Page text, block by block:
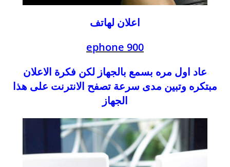
اعلان لهاتف
ephone 900
عاد اول مره بسمع بالجهاز لكن فكرة الاعلان
مبتكره وتبين مدى سرعة تصفح الانترنت على هذا
الجهاز